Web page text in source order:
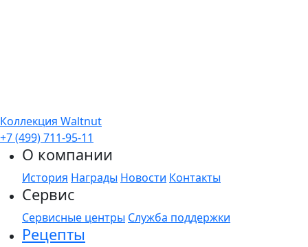
Коллекция Waltnut
+7 (499) 711-95-11
О компании
История Награды Новости Контакты
Сервис
Сервисные центры Служба поддержки
Рецепты